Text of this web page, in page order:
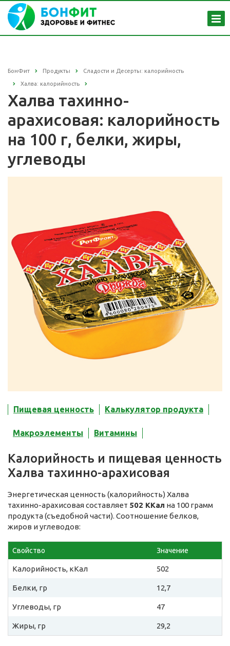
БонФит Продукты Сладости и Десерты: калорийность
Халва: калорийность
Халва тахинно-
арахисовая: калорийность
на 100 г, белки, жиры,
углеводы
Пищевая ценность Калькулятор продукта
Макроэлементы Витамины
Калорийность и пищевая ценность
Халва тахинно-арахисовая
Энергетическая ценность (калорийность) Халва
тахинно-арахисовая составляет 502 ККал на 100 грамм
продукта (съедобной части). Соотношение белков,
жиров и углеводов:
Свойство Значение
Калорийность, кКал 502
Белки, гр 12,7
Углеводы, гр 47
Жиры, гр 29,2